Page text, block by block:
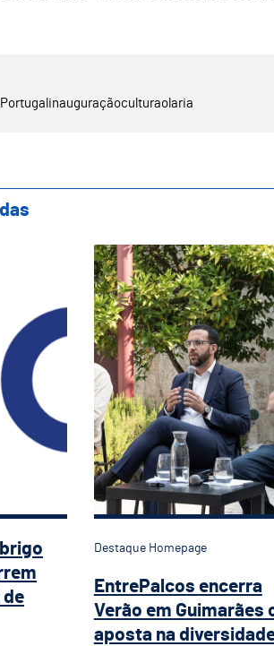
inauguraçãoculturaolaria
abrigo do IMPACTA
de
EntrePalcos
Destaque Homepage
EntrePalcos encerra
Verão em Guimarães
aposta na